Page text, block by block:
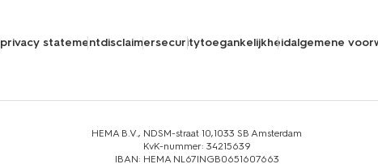
privacy statementdisclaimersecuritytoegankelijkheidalgemene
HEMA B.V., NDSM-straat 10,1033 SB Amsterdam
KvK-nummer: 34215639
IBAN: HEMA NL67INGB0651607663